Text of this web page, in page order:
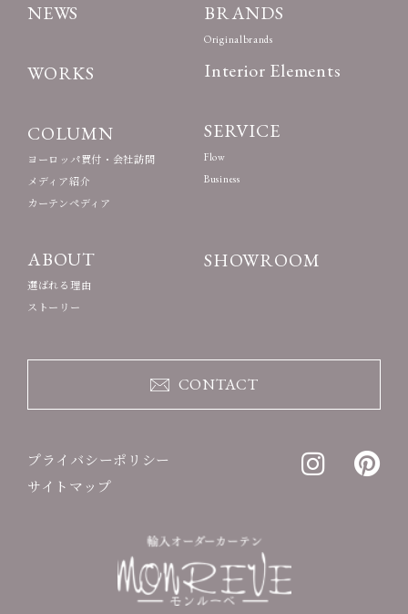
NEWS
WORKS
COLUMN
ヨーロッパ買付・会社訪問
メディア紹介
カーテンペディア
ABOUT
選ばれる理由
ストーリー
BRANDS
Originalbrands
Interior Elements
SERVICE
Flow
Business
SHOWROOM
CONTACT
プライバシーポリシー
サイトマップ